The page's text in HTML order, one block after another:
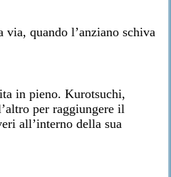
quando l’anziano schiva
in pieno. Kurotsuchi,
per raggiungere il
all’interno della sua